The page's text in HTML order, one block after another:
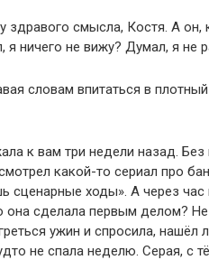
здравого смысла, Костя. А
ничего не вижу? Думал, я не
словам впитаться в
к вам три недели назад.
какой-то сериал про
сценарные ходы». А через
сделала первым делом?
ужин и спросила, нашёл
не спала неделю. Серая, с